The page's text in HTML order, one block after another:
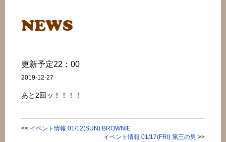
更新予定22：00
2019-12-27
あと2回ッ！！！！
<< イベント情報 01/12(SUN) BROWNIE
イベント情報 01/17(FRI) 第三の男 >>